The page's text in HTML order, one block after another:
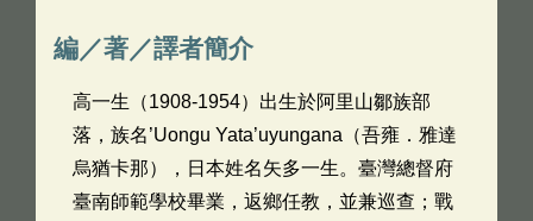
編／著／譯者簡介
高一生（1908-1954）出生於阿里山鄒族部
落，族名’Uongu Yata’uyungana（吾雍．雅達
烏猶卡那），日本姓名矢多一生。臺灣總督府
臺南師範學校畢業，返鄉任教，並兼巡查；戰